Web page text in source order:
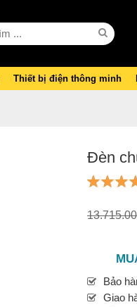
Thiết bị điện thông minh
Đèn
Bảo
Giao